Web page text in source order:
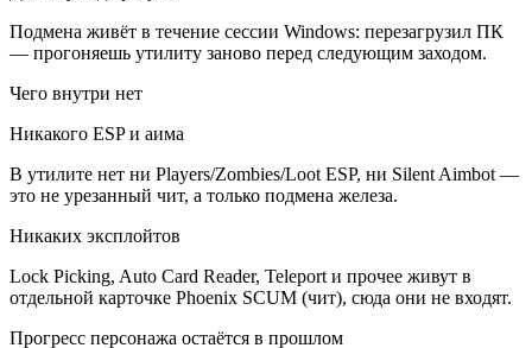
Подмена живёт в течение сессии Windows: перезагрузил ПК
— прогоняешь утилиту заново перед следующим заходом.
Чего внутри нет
Никакого ESP и аима
В утилите нет ни Players/Zombies/Loot ESP, ни Silent Aimbot —
это не урезанный чит, а только подмена железа.
Никаких эксплойтов
Lock Picking, Auto Card Reader, Teleport и прочее живут в
отдельной карточке Phoenix SCUM (чит), сюда они не входят.
Прогресс персонажа остаётся в прошлом